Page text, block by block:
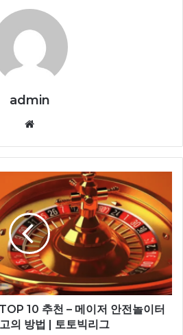
admin
Website
10 추천 – 메이저 안전놀이터
의 방법 | 토토빅리그